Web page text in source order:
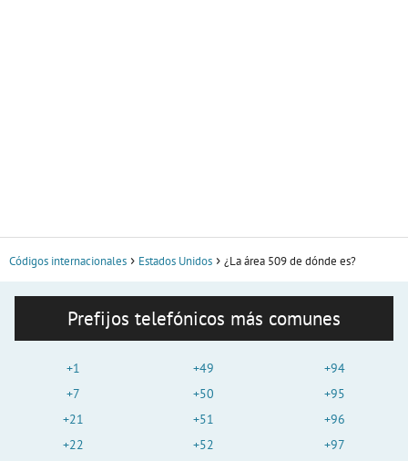
Códigos internacionales Estados Unidos ¿La área 509 de dónde es?
Prefijos telefónicos más comunes
+1
+7
+21
+22
+49
+50
+51
+52
+94
+95
+96
+97